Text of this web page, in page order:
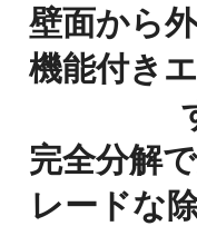
壁面から
機能付き
完全分解
レードな